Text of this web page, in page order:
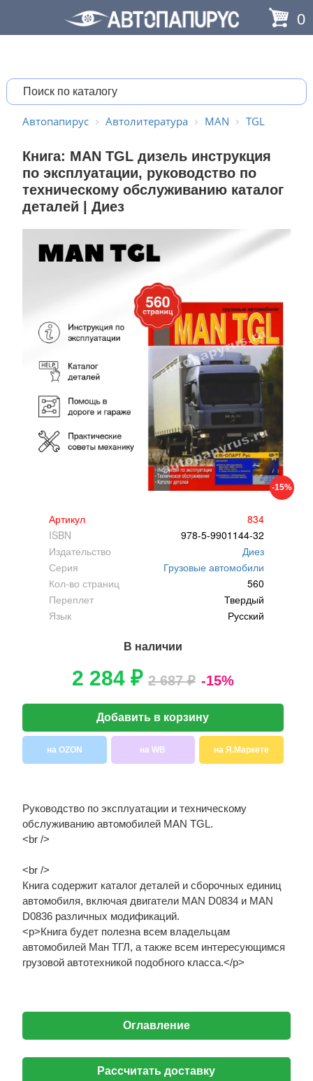
0
Автопапирус Автолитература MAN TGL
Книга: MAN TGL дизель инструкция
по эксплуатации, руководство по
техническому обслуживанию каталог
деталей | Диез
-15%
Артикул
834
ISBN
978-5-9901144-32
Издательство
Диез
Серия
Грузовые автомобили
Кол-во страниц
560
Переплет
Твердый
Язык
Русский
В наличии
2 284 ₽ 2 687 ₽ -15%
Добавить в корзину
на OZON на WB на Я.Маркете
Руководство по эксплуатации и техническому
обслуживанию автомобилей MAN TGL.
<br />
<br />
Книга содержит каталог деталей и сборочных единиц
автомобиля, включая двигатели MAN D0834 и MAN
D0836 различных модификаций.
<p>Книга будет полезна всем владельцам
автомобилей Ман ТГЛ, а также всем интересующимся
грузовой автотехникой подобного класса.</p>
Оглавление
Рассчитать доставку